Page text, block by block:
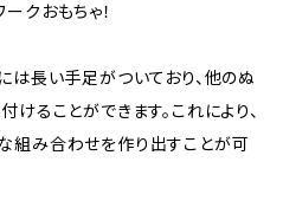
クおもちゃ！
は長い手足がついており、他のぬ
ることができます。これにより、
組み合わせを作り出すことが可